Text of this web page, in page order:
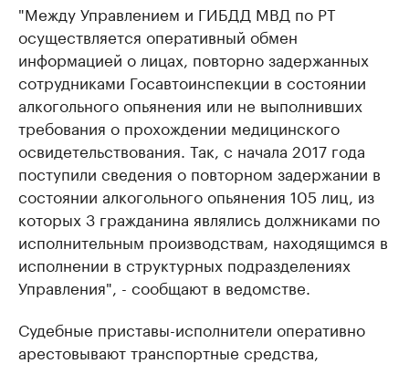
"Между Управлением и ГИБДД МВД по РТ
осуществляется оперативный обмен
информацией о лицах, повторно задержанных
сотрудниками Госавтоинспекции в состоянии
алкогольного опьянения или не выполнивших
требования о прохождении медицинского
освидетельствования. Так, с начала 2017 года
поступили сведения о повторном задержании в
состоянии алкогольного опьянения 105 лиц, из
которых 3 гражданина являлись должниками по
исполнительным производствам, находящимся в
исполнении в структурных подразделениях
Управления", - сообщают в ведомстве.
Судебные приставы-исполнители оперативно
арестовывают транспортные средства,